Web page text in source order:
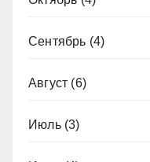
Сентябрь (4)
Август (6)
Июль(3)